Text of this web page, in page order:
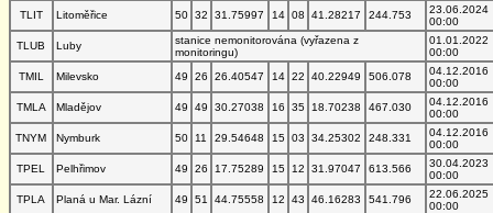
TLIT
Litoměřice 50 32 31.75997 14 08 41.28217 244.753
23.06.2024
00:00
TLUB
Luby
stanice nemonitorována (vyřazena z
monitoringu)
01.01.2022
00:00
TMIL
Milevsko 49 26 26.40547 14 22 40.22949 506.078
04.12.2016
00:00
TMLA
Mladějov 49 49 30.27038 16 35 18.70238 467.030
04.12.2016
00:00
TNYM
Nymburk 50 11 29.54648 15 03 34.25302 248.331
04.12.2016
00:00
TPEL
Pelhřimov 49 26 17.75289 15 12 31.97047 613.566
30.04.2023
00:00
TPLA
Planá u Mar. Lázní 49 51 44.75558 12 43 46.16283 541.796
22.06.2025
00:00